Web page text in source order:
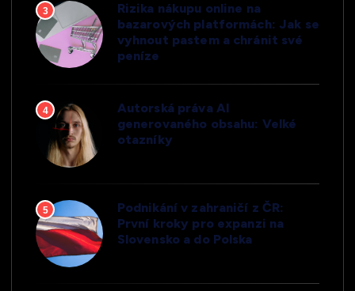
3
Rizika nákupu online na
bazarových platformách: Jak se
vyhnout pastem a chránit své
peníze
4
Autorská práva AI
generovaného obsahu: Velké
otazníky
5
Podnikání v zahraničí z ČR:
První kroky pro expanzi na
Slovensko a do Polska